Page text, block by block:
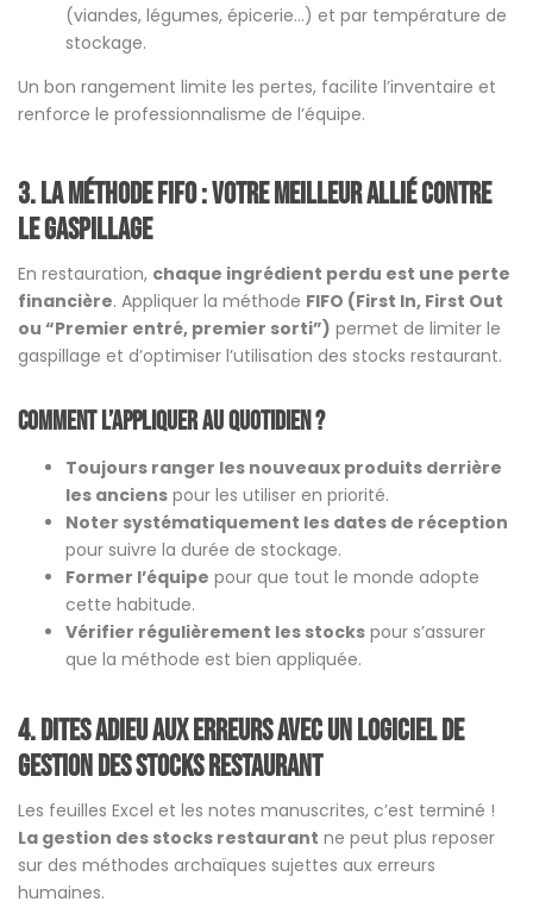
(viandes, légumes, épicerie…) et par température de
stockage.
Un bon rangement limite les pertes, facilite l’inventaire et
renforce le professionnalisme de l’équipe.
3. La méthode FIFO : votre meilleur allié contre
le gaspillage
En restauration, chaque ingrédient perdu est une perte
financière. Appliquer la méthode FIFO (First In, First Out
ou “Premier entré, premier sorti”) permet de limiter le
gaspillage et d’optimiser l’utilisation des stocks restaurant.
Comment l’appliquer au quotidien ?
Toujours ranger les nouveaux produits derrière
les anciens pour les utiliser en priorité.
Noter systématiquement les dates de réception
pour suivre la durée de stockage.
Former l’équipe pour que tout le monde adopte
cette habitude.
Vérifier régulièrement les stocks pour s’assurer
que la méthode est bien appliquée.
4. Dites adieu aux erreurs avec un logiciel de
gestion des stocks restaurant
Les feuilles Excel et les notes manuscrites, c’est terminé !
La gestion des stocks restaurant ne peut plus reposer
sur des méthodes archaïques sujettes aux erreurs
humaines.